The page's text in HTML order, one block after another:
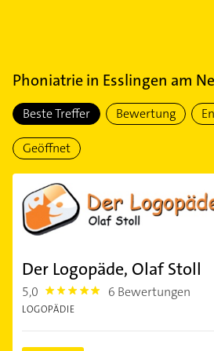
Phoniatriein Esslingen am
Beste Treffer Bewertung
Geöffnet
Der Logopäde, Olaf Stoll
5,0 5.0 6 Bewertungen
LOGOPÄDIE